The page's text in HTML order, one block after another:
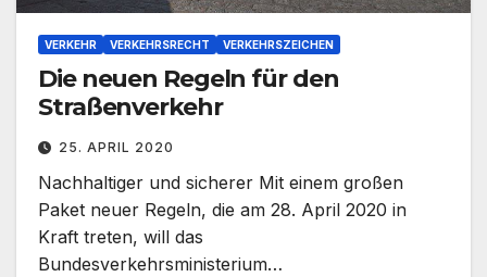
VERKEHR VERKEHRSRECHT VERKEHRSZEICHEN
Die neuen Regeln für den
Straßenverkehr
25. APRIL 2020
Nachhaltiger und sicherer Mit einem großen
Paket neuer Regeln, die am 28. April 2020 in
Kraft treten, will das
Bundesverkehrsministerium…